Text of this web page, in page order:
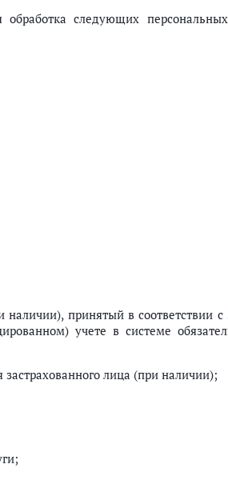
обработка следующих
наличии), принятый в соответствии с
учете в системе
лица (при наличии);